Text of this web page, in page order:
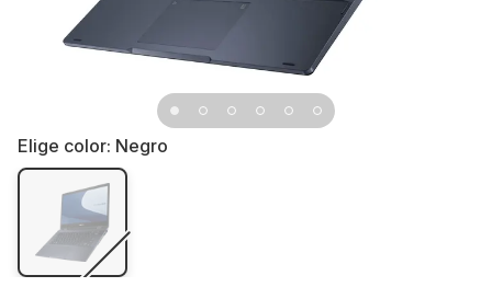
Elige color: Negro